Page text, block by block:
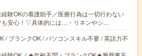
験OKの看護助手／医療行為は一切行わない
も安心！▽具体的には…・リネンやシ…
/ ブランクOK / パソコンスキル不要 / 英語力不